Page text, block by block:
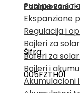
Pumpe za
Ekspanzione
Regulacija i
Bojleri za
Baferi za
Bojleri i
Akumulacioni
Pocinkovani T-
Šifra:
005FZTH01